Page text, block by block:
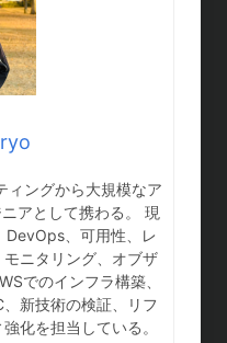
ィングから大規模なア
アとして携わる。 現
DevOps、可用性、レ
ニタリング、オブザ
でのインフラ構築、
新技術の検証、リフ
化を担当している。